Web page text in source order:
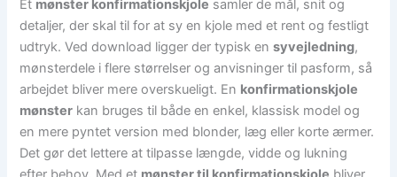
Et mønster konfirmationskjole samler de mål, snit og
detaljer, der skal til for at sy en kjole med et rent og festligt
udtryk. Ved download ligger der typisk ensyvejledning,
mønsterdele i flere størrelser og anvisninger til pasform, så
arbejdet bliver mere overskueligt. En konfirmationskjole
mønster kan bruges til både en enkel, klassisk model og
en mere pyntet version med blonder, læg eller korte ærmer.
Det gør det lettere at tilpasse længde, vidde og lukning